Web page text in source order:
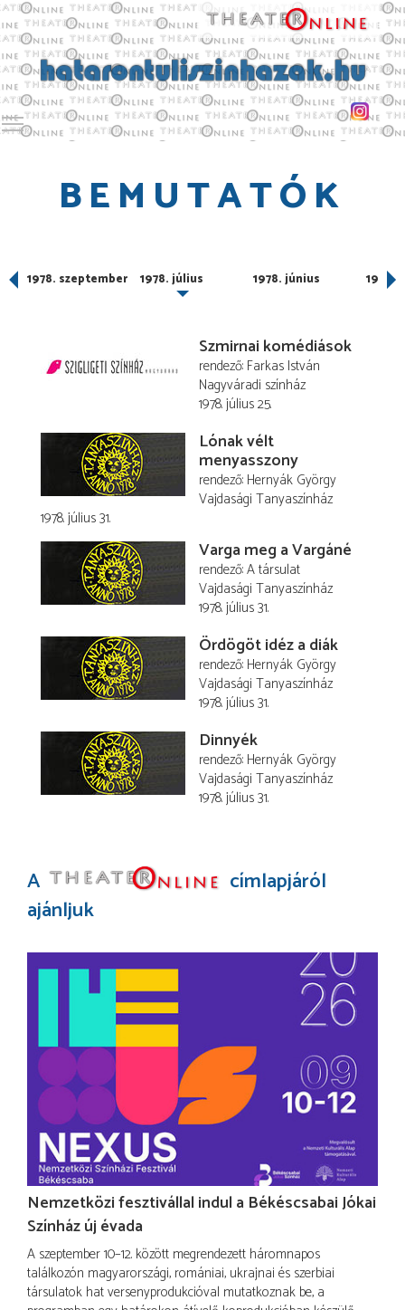
Toggle main menu visibility
BEMUTATÓK
1978. szeptember 1978. július 1978. június 1978.
Szmirnai komédiások
rendező Farkas István
Nagyváradi színház
1978. július 25.
Lónak vélt
menyasszony
rendező Hernyák György
Vajdasági Tanyaszínház
1978. július 31.
Varga meg a Vargáné
rendező A társulat
Vajdasági Tanyaszínház
1978. július 31.
Ördögöt idéz a diák
rendező Hernyák György
Vajdasági Tanyaszínház
1978. július 31.
Dinnyék
rendező Hernyák György
Vajdasági Tanyaszínház
1978. július 31.
A
címlapjáról
ajánljuk
Nemzetközi fesztivállal indul a Békéscsabai Jókai
Színház új évada
A szeptember 10–12. között megrendezett háromnapos
találkozón magyarországi, romániai, ukrajnai és szerbiai
társulatok hat versenyprodukcióval mutatkoznak be, a